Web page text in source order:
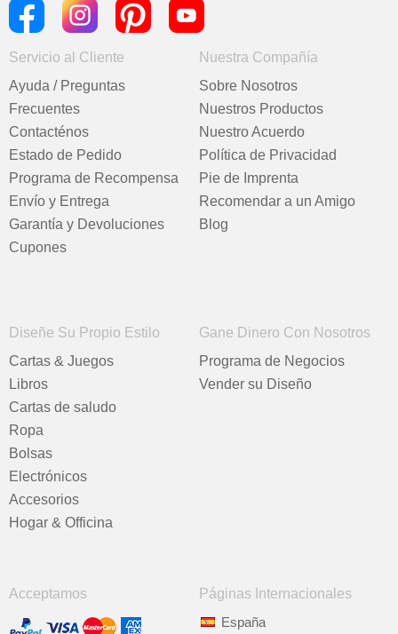
Servicio al Cliente
Ayuda / Preguntas
Frecuentes
Contacténos
Estado de Pedido
Programa de Recompensa
Envío y Entrega
Garantía y Devoluciones
Cupones
Nuestra Compañía
Sobre Nosotros
Nuestros Productos
Nuestro Acuerdo
Política de Privacidad
Pie de Imprenta
Recomendar a un Amigo
Blog
Diseñe Su Propio Estilo
Cartas & Juegos
Libros
Cartas de saludo
Ropa
Bolsas
Electrónicos
Accesorios
Hogar & Officina
Gane Dinero Con Nosotros
Programa de Negocios
Vender su Diseño
Acceptamos
Páginas Internacionales
España